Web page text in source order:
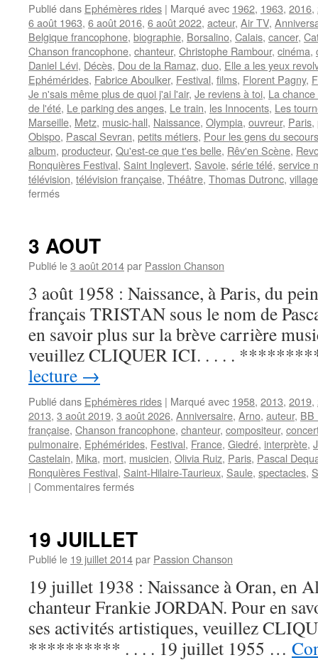
Publié dans Ephémères rides | Marqué avec 1962, 1963, 2016,
6 août 1963, 6 août 2016, 6 août 2022, acteur, Air TV,
Belgique francophone, biographie, Borsalino, Calais, cancer,
Chanson francophone, chanteur, Christophe Rambour, cinéma,
Daniel Lévi, Décès, Dou de la Ramaz, duo, Elle a les yeux
Ephémérides, Fabrice Aboulker, Festival, films, Florent Pagny,
Je n'sais même plus de quoi j'ai l'air, Je reviens à toi, La
de l'été, Le parking des anges, Le train, les Innocents, Les
Marseille, Metz, music-hall, Naissance, Olympia, ouvreur, Paris,
Obispo, Pascal Sevran, petits métiers, Pour les gens du secours
album, producteur, Qu'est-ce que t'es belle, Rêv'en Scène,
Ronquières Festival, Saint Inglevert, Savoie, série télé, service
télévision, télévision française, Théâtre, Thomas Dutronc,
ferméssur
3 AOUT
Publié le3 août 2014par Passion Chanson
3 août 1958 : Naissance, à Paris, du
français TRISTAN sous le nom de
en savoir plus sur la brève carrière
veuillez CLIQUER ICI. . . . .
lecture →
Publié dans Ephémères rides | Marqué avec 1958, 2013, 2019,
2013, 3 août 2019, 3 août 2026, Anniversaire, Arno, auteur, BB
française, Chanson francophone, chanteur, compositeur,
pulmonaire, Ephémérides, Festival, France, Giedré, interprète,
Castelain, Mika, mort, musicien, Olivia Ruiz, Paris, Pascal
Ronquières Festival, Saint-Hilaire-Taurieux, Saule, spectacles,
| Commentaires ferméssur
19 JUILLET
Publié le 19 juillet 2014par Passion Chanson
19 juillet 1938 : Naissance à Oran, en
chanteur Frankie JORDAN. Pour en
ses activités artistiques, veuillez
********** . . . . 19 juillet 1955 …